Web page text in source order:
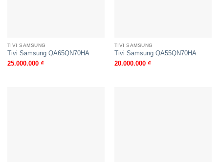
TIVI SAMSUNG
Tivi Samsung QA65QN70HA
25.000.000 ₫
TIVI SAMSUNG
Tivi Samsung QA55QN70HA
20.000.000 ₫